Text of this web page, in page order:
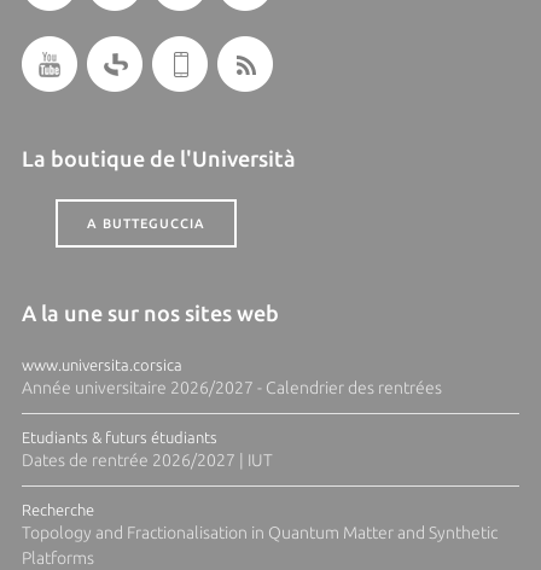
La boutique de l'Università
A BUTTEGUCCIA
A la une sur nos sites web
www.universita.corsica
Année universitaire 2026/2027 - Calendrier des rentrées
Etudiants & futurs étudiants
Dates de rentrée 2026/2027 | IUT
Recherche
Topology and Fractionalisation in Quantum Matter and Synthetic
Platforms